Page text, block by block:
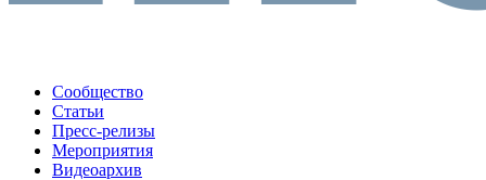
Сообщество
Статьи
Пресс-релизы
Мероприятия
Видеоархив